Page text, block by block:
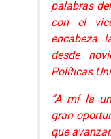
palabras
con el
encabeza
desde
Políticas
“A mí la
gran
que